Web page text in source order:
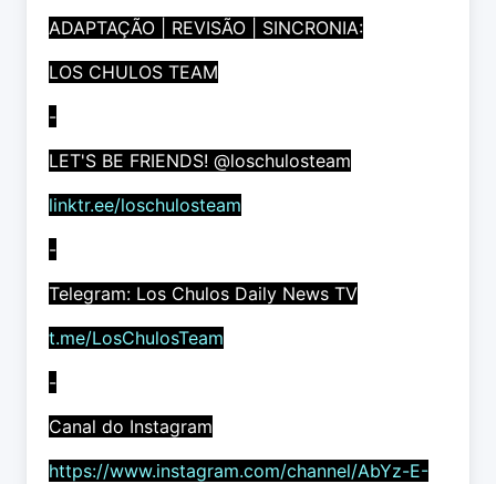
ADAPTAÇÃO | REVISÃO | SINCRONIA:
LOS CHULOS TEAM
-
LET'S BE FRIENDS! @loschulosteam
linktr.ee/loschulosteam
-
Telegram: Los Chulos Daily News TV
t.me/LosChulosTeam
-
Canal do Instagram
https://www.instagram.com/channel/AbYz-E-